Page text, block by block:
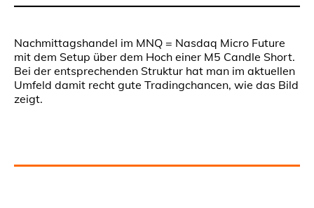
Nachmittagshandel im MNQ = Nasdaq Micro Future
mit dem Setup über dem Hoch einer M5 Candle Short.
Bei der entsprechenden Struktur hat man im aktuellen
Umfeld damit recht gute Tradingchancen, wie das Bild
zeigt.